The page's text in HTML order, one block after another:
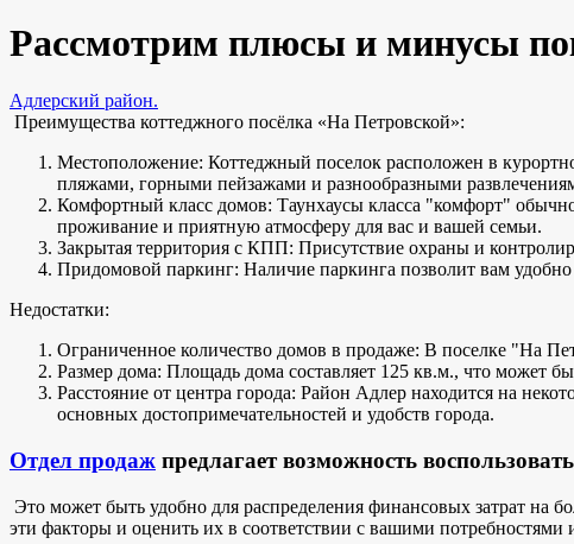
Рассмотрим плюсы и минусы
Адлерский район.
Преимущества коттеджного посёлка «На Петровской»:
Местоположение: Коттеджный поселок расположен в
пляжами, горными пейзажами и разнообразными
Комфортный класс домов: Таунхаусы класса "комфорт"
проживание и приятную атмосферу для вас и вашей семьи.
Закрытая территория с КПП: Присутствие охраны и
Придомовой паркинг: Наличие паркинга позволит вам
Недостатки:
Ограниченное количество домов в продаже: В поселке "На
Размер дома: Площадь дома составляет 125 кв.м., что может
Расстояние от центра города: Район Адлер находится на
основных достопримечательностей и удобств города.
Отдел продаж предлагает возможность
Это может быть удобно для распределения финансовых затрат на
эти факторы и оценить их в соответствии с вашими потребностями